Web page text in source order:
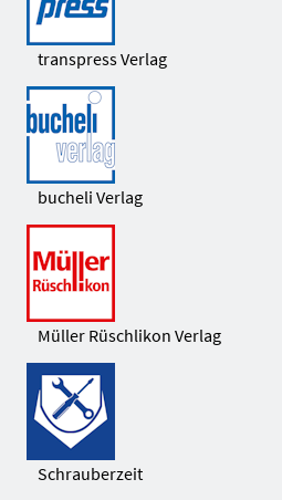
transpress Verlag
bucheli Verlag
Müller Rüschlikon Verlag
Schrauberzeit